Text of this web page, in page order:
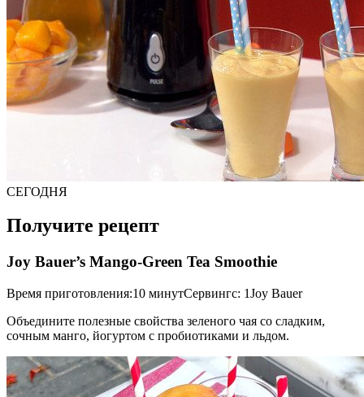
СЕГОДНЯ
Получите рецепт
Joy Bauer’s Mango-Green Tea Smoothie
Время приготовления:10 минутСервингс: 1Joy Bauer
Объедините полезные свойства зеленого чая со сладким,
сочным манго, йогуртом с пробиотиками и льдом.